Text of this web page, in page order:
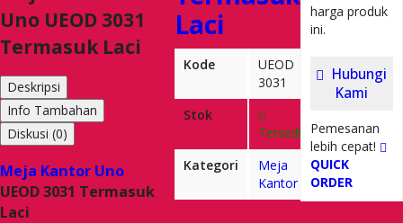
Laci
Kode
UEOD
3031
Stok
Tersedia
Kategori
Meja
Kantor
harga produk
ini.
Hubungi
Kami
Pemesanan
lebih cepat!
QUICK
ORDER
Uno UEOD 3031
Termasuk Laci
Deskripsi
Info Tambahan
Diskusi (0)
Meja Kantor Uno
UEOD 3031 Termasuk
Laci